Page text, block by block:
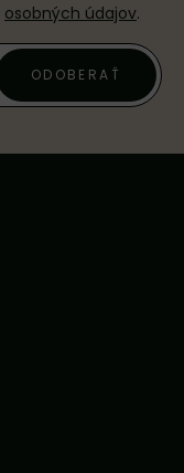
osobných údajov.
ODOBERAŤ